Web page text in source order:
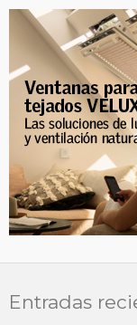
Entradas